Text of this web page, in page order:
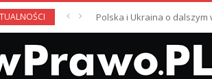
Polska i Ukraina o dalszym